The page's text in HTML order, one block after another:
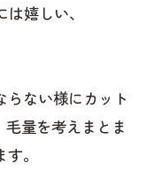
嬉しい、
らない様にカット
量を考えまとま
。